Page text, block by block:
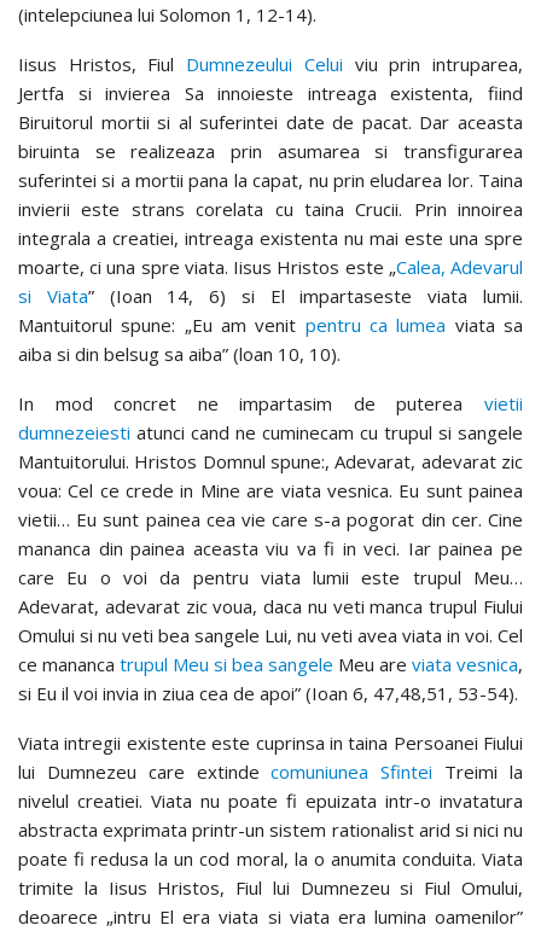
(intelepciunea lui Solomon 1, 12-14).
Iisus Hristos, Fiul Dumnezeului Celui viu prin intruparea,
Jertfa si invierea Sa innoieste intreaga existenta, fiind
Biruitorul mortii si al suferintei date de pacat. Dar aceasta
biruinta se realizeaza prin asumarea si transfigurarea
suferintei si a mortii pana la capat, nu prin eludarea lor. Taina
invierii este strans corelata cu taina Crucii. Prin innoirea
integrala a creatiei, intreaga existenta nu mai este una spre
moarte, ci una spre viata. Iisus Hristos este „Calea, Adevarul
si Viata” (Ioan 14, 6) si El impartaseste viata lumii.
Mantuitorul spune: „Eu am venit pentru ca lumea viata sa
aiba si din belsug sa aiba” (loan 10, 10).
In mod concret ne impartasim de puterea vietii
dumnezeiesti atunci cand ne cuminecam cu trupul si sangele
Mantuitorului. Hristos Domnul spune:, Adevarat, adevarat zic
voua: Cel ce crede in Mine are viata vesnica. Eu sunt painea
vietii… Eu sunt painea cea vie care s-a pogorat din cer. Cine
mananca din painea aceasta viu va fi in veci. Iar painea pe
care Eu o voi da pentru viata lumii este trupul Meu…
Adevarat, adevarat zic voua, daca nu veti manca trupul Fiului
Omului si nu veti bea sangele Lui, nu veti avea viata in voi. Cel
ce mananca trupul Meu si bea sangele Meu are viata vesnica,
si Eu il voi invia in ziua cea de apoi” (Ioan 6, 47,48,51, 53-54).
Viata intregii existente este cuprinsa in taina Persoanei Fiului
lui Dumnezeu care extindecomuniunea Sfintei Treimi la
nivelul creatiei. Viata nu poate fi epuizata intr-o invatatura
abstracta exprimata printr-un sistem rationalist arid si nici nu
poate fi redusa la un cod moral, la o anumita conduita. Viata
trimite la Iisus Hristos, Fiul lui Dumnezeu si Fiul Omului,
deoarece „intru El era viata si viata era lumina oamenilor”